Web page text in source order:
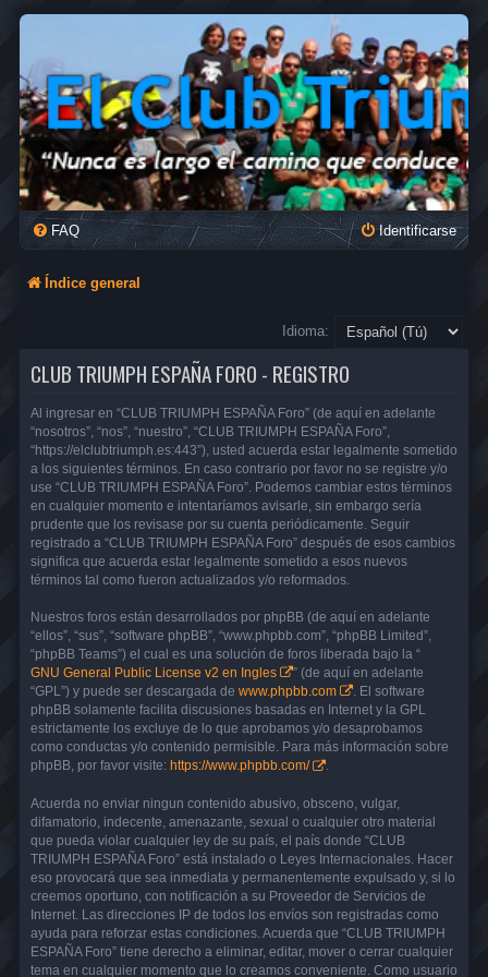
FAQ Identificarse
Índice general
Idioma:
CLUB TRIUMPH ESPAÑA FORO - REGISTRO
Al ingresar en “CLUB TRIUMPH ESPAÑA Foro” (de aquí en adelante
“nosotros”, “nos”, “nuestro”, “CLUB TRIUMPH ESPAÑA Foro”,
“https://elclubtriumph.es:443”), usted acuerda estar legalmente sometido
a los siguientes términos. En caso contrario por favor no se registre y/o
use “CLUB TRIUMPH ESPAÑA Foro”. Podemos cambiar estos términos
en cualquier momento e intentaríamos avisarle, sin embargo sería
prudente que los revisase por su cuenta periódicamente. Seguir
registrado a “CLUB TRIUMPH ESPAÑA Foro” después de esos cambios
significa que acuerda estar legalmente sometido a esos nuevos
términos tal como fueron actualizados y/o reformados.
Nuestros foros están desarrollados por phpBB (de aquí en adelante
“ellos”, “sus”, “software phpBB”, “www.phpbb.com”, “phpBB Limited”,
“phpBB Teams”) el cual es una solución de foros liberada bajo la “
GNU General Public License v2 en Ingles
” (de aquí en adelante
“GPL”) y puede ser descargada de www.phpbb.com
. El software
phpBB solamente facilita discusiones basadas en Internet y la GPL
estrictamente los excluye de lo que aprobamos y/o desaprobamos
como conductas y/o contenido permisible. Para más información sobre
phpBB, por favor visite: https://www.phpbb.com/ .
Acuerda no enviar ningun contenido abusivo, obsceno, vulgar,
difamatorio, indecente, amenazante, sexual o cualquier otro material
que pueda violar cualquier ley de su país, el país donde “CLUB
TRIUMPH ESPAÑA Foro” está instalado o Leyes Internacionales. Hacer
eso provocará que sea inmediata y permanentemente expulsado y, si lo
creemos oportuno, con notificación a su Proveedor de Servicios de
Internet. Las direcciones IP de todos los envíos son registradas como
ayuda para reforzar estas condiciones. Acuerda que “CLUB TRIUMPH
ESPAÑA Foro” tiene derecho a eliminar, editar, mover o cerrar cualquier
tema en cualquier momento que lo creamos conveniente. Como usuario